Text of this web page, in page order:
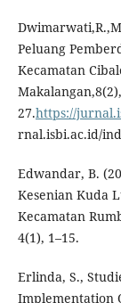
Peluang
Kecamatan
27.https://
rnal.isbi.ac.id/
Edwandar, B.
Kesenian Kuda
Kecamatan
4(1), 1–15.
Erlinda, S.,
Implementation